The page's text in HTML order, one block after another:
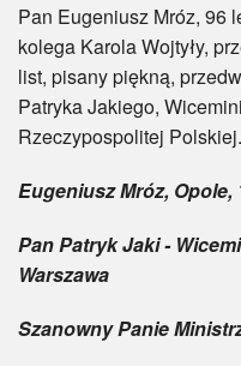
Sport
BlogAiD
Zaproszenia
Pan Eugeniusz Mróz, 96
kolega Karola Wojtyły,
list, pisany piękną,
Patryka Jakiego,
Rzeczypospolitej Polskiej.
Eugeniusz Mróz, Opole,
Pan Patryk Jaki -
Warszawa
Szanowny Panie